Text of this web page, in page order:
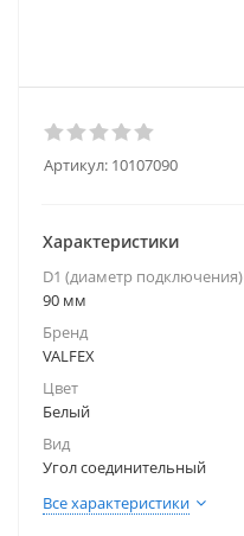
Артикул: 10107090
Характеристики
D1 (диаметр подключения)
90 мм
Бренд
VALFEX
Цвет
Белый
Вид
Угол соединительный
Все характеристики